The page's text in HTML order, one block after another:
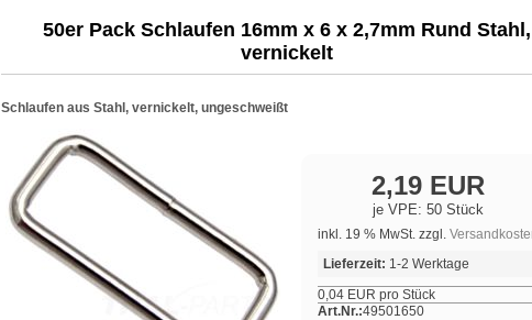
50er Pack Schlaufen 16mm x 6 x 2,7mm Rund Stahl,
vernickelt
Schlaufen aus Stahl, vernickelt, ungeschweißt
2,19 EUR
je VPE: 50 Stück
inkl. 19 % MwSt. zzgl.
Lieferzeit: 1-2 Werktage
0,04 EUR pro Stück
Art.Nr.:49501650